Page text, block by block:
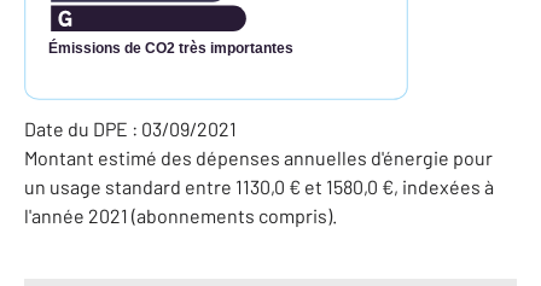
Émissions de CO2 très importantes
Date du DPE : 03/09/2021
Montant estimé des dépenses annuelles d'énergie pour
un usage standard entre 1130,0 € et 1580,0 €, indexées à
l'année 2021 (abonnements compris).